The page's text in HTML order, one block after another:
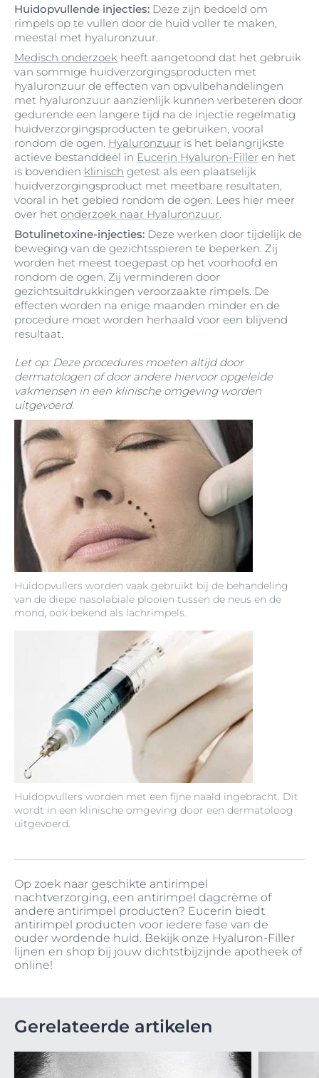
Huidopvullers worden vaak gebruikt bij de behandeling
van de diepe nasolabiale plooien tussen de neus en de
mond, ook bekend als lachrimpels.
Huidopvullers worden met een fijne naald ingebracht. Dit
wordt in een klinische omgeving door een dermatoloog
uitgevoerd.
Huidopvullende injecties: Deze zijn bedoeld om
rimpels op te vullen door de huid voller te maken,
meestal met hyaluronzuur.
Medisch onderzoek heeft aangetoond dat het gebruik
van sommige huidverzorgingsproducten met
hyaluronzuur de effecten van opvulbehandelingen
met hyaluronzuur aanzienlijk kunnen verbeteren door
gedurende een langere tijd na de injectie regelmatig
huidverzorgingsproducten te gebruiken, vooral
rondom de ogen. Hyaluronzuur is het belangrijkste
actieve bestanddeel in Eucerin Hyaluron-Filler en het
is bovendien klinisch getest als een plaatselijk
huidverzorgingsproduct met meetbare resultaten,
vooral in het gebied rondom de ogen. Lees hier meer
over het onderzoek naar Hyaluronzuur.
Botulinetoxine-injecties: Deze werken door tijdelijk de
beweging van de gezichtsspieren te beperken. Zij
worden het meest toegepast op het voorhoofd en
rondom de ogen. Zij verminderen door
gezichtsuitdrukkingen veroorzaakte rimpels. De
effecten worden na enige maanden minder en de
procedure moet worden herhaald voor een blijvend
resultaat.
Let op: Deze procedures moeten altijd door
dermatologen of door andere hiervoor opgeleide
vakmensen in een klinische omgeving worden
uitgevoerd.
Op zoek naar geschikte antirimpel
nachtverzorging, een antirimpel dagcrème of
andere antirimpel producten? Eucerin biedt
antirimpel producten voor iedere fase van de
ouder wordende huid. Bekijk onze Hyaluron-Filler
lijnen en shop bij jouw dichtstbijzijnde apotheek of
online!
Gerelateerde artikelen